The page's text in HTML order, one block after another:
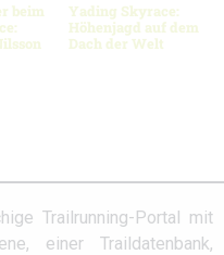
beim
Yading Skyrace:
Höhenjagd auf dem
Dach der Welt
Trailrunning-Portal mit
einer Traildatenbank,